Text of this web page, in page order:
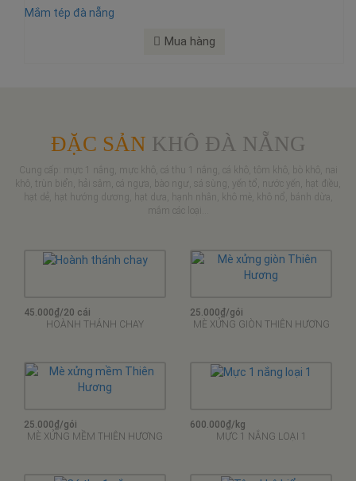
Mắm tép đà nẵng
Mua hàng
ĐẶC SẢN KHÔ ĐÀ NẴNG
Cung cấp: mực 1 nắng, mực khô, cá thu 1 nắng, cá khô, tôm khô, bò khô, nai
khô, trùn biển, hải sâm, cá ngựa, bào ngư, sá sùng, yến tổ, nước yến, hạt điều,
hạt dẻ, hạt hướng dương, hạt dưa, hạnh nhân, khô mè, khô nổ, bánh dừa,
mắm các loại...
45.000₫/20 cái
HOÀNH THÁNH CHAY
25.000₫/gói
MÈ XỬNG GIÒN THIÊN HƯƠNG
25.000₫/gói
MÈ XỬNG MỀM THIÊN HƯƠNG
600.000₫/kg
MỰC 1 NẮNG LOẠI 1